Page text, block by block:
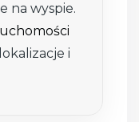
na wyspie.
i